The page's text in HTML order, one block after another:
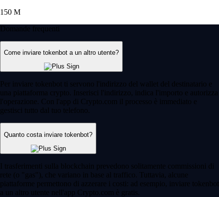
150 M
Domande frequenti
Come inviare tokenbot a un altro utente?
Per inviare tokenbot ti servono l'indirizzo del wallet del destinatario e
una piattaforma crypto. Inserisci l'indirizzo, indica l'importo e autorizza
l'operazione. Con l'app di Crypto.com il processo è immediato e
gestisci tutto dal tuo telefono.
Quanto costa inviare tokenbot?
I trasferimenti sulla blockchain prevedono solitamente commissioni di
rete (o "gas"), che variano in base al traffico. Tuttavia, alcune
piattaforme permettono di azzerare i costi: ad esempio, inviare tokenbot
a un altro utente nell'app Crypto.com è gratis.